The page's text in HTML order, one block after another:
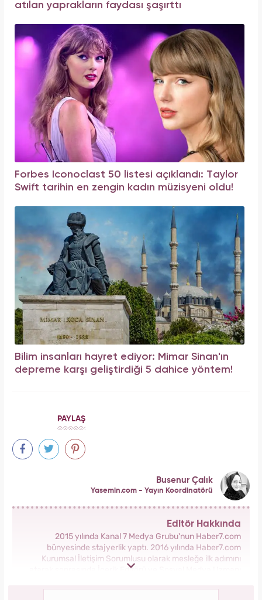
atılan yaprakların faydası şaşırttı
Forbes Iconoclast 50 listesi açıklandı: Taylor
Swift tarihin en zengin kadın müzisyeni oldu!
Bilim insanları hayret ediyor: Mimar Sinan'ın
depreme karşı geliştirdiği 5 dahice yöntem!
PAYLAŞ
Busenur Çalık
Yasemin.com - Yayın Koordinatörü
Editör Hakkında
2015 yılında Kanal 7 Medya Grubu'nun Haber7.com
bünyesinde stajyerlik yaptı. 2016 yılında Haber7.com
Kurumsal İletişim Sorumlusu olarak mesleğe ilk adımını
atarak sonrasında İçerik Editörü ve Sosyal Medya Uzmanı
Kadın Sitesinde önce Haber Editörü sonrasında Haber Şefi